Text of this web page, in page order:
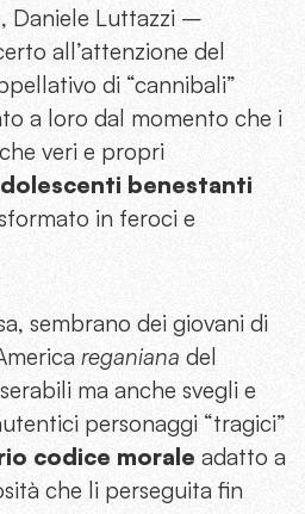
Daniele Luttazzi –
all’attenzione del
di “cannibali”
a loro dal momento che i
veri e propri
benestanti
in feroci e
sembrano dei giovani di
reganiana del
ma anche svegli e
personaggi “tragici”
codice morale adatto a
che li perseguita fin